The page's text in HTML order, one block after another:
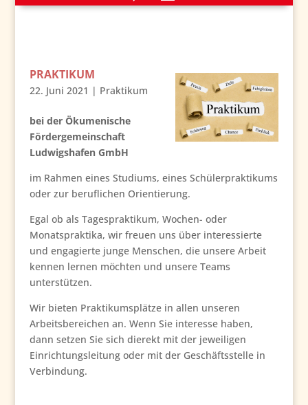
PRAKTIKUM
22. Juni 2021 | Praktikum
bei der Ökumenische
Fördergemeinschaft
Ludwigshafen GmbH
im Rahmen eines Studiums, eines Schülerpraktikums
oder zur beruflichen Orientierung.
Egal ob als Tagespraktikum, Wochen- oder
Monatspraktika, wir freuen uns über interessierte
und engagierte junge Menschen, die unsere Arbeit
kennen lernen möchten und unsere Teams
unterstützen.
Wir bieten Praktikumsplätze in allen unseren
Arbeitsbereichen an. Wenn Sie interesse haben,
dann setzen Sie sich dierekt mit der jeweiligen
Einrichtungsleitung oder mit der Geschäftsstelle in
Verbindung.